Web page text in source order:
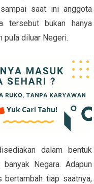
saat ini anggota
tersebut bukan hanya
pula diluar Negeri.
dalam bentuk
Negara. Adapun
tiap saatnya,